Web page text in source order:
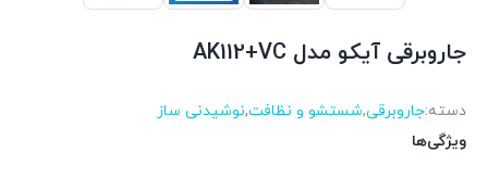
جاروبرقی آیکو مدل AK112+VC
دسته:جاروبرقی,شستشو و نظافت,نوشیدنی ساز
ویژگی‌ها